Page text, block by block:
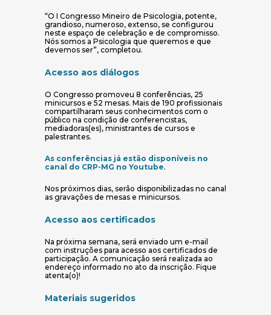
“O I Congresso Mineiro de Psicologia, potente,
grandioso, numeroso, extenso, se configurou
neste espaço de celebração e de compromisso.
Nós somos a Psicologia que queremos e que
devemos ser”, completou.
Acesso aos diálogos
O Congresso promoveu 8 conferências, 25
minicursos e 52 mesas. Mais de 190 profissionais
compartilharam seus conhecimentos com o
público na condição de conferencistas,
mediadoras(es), ministrantes de cursos e
palestrantes.
As conferências já estão disponíveis no
canal do CRP-MG no Youtube(abre em nova janela)
.
Nos próximos dias, serão disponibilizadas no canal
as gravações de mesas e minicursos.
Acesso aos certificados
Na próxima semana, será enviado um e-mail
com instruções para acesso aos certificados de
participação. A comunicação será realizada ao
endereço informado no ato da inscrição. Fique
atenta(o)!
Materiais sugeridos